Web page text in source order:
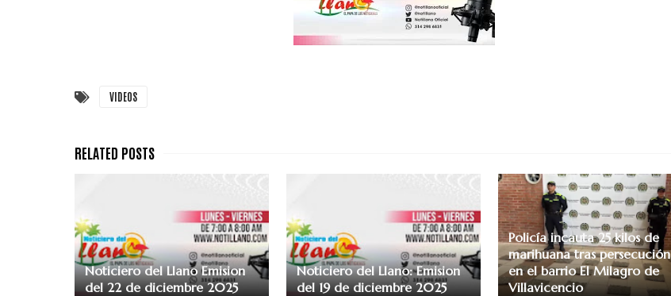
VIDEOS
Noticiero del Llano Emision
del 22 de diciembre 2025
Noticiero del Llano: Emision
del 19 de diciembre 2025
Policía incauta 25 kilos de
marihuana tras persecución
en el barrio El Milagro de
Villavicencio